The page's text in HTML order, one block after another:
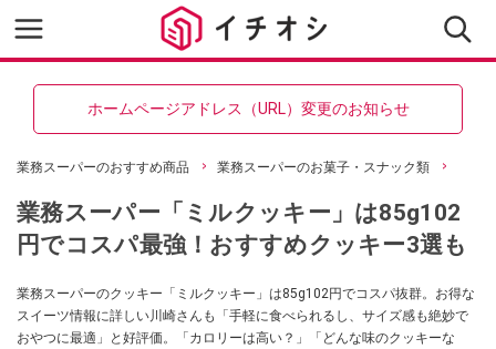
ホームページアドレス（URL）変更のお知らせ
業務スーパーのおすすめ商品 業務スーパーのお菓子・スナック類
業務スーパー「ミルクッキー」は85g102
円でコスパ最強！おすすめクッキー3選も
業務スーパーのクッキー「ミルクッキー」は85g102円でコスパ抜群。お得な
スイーツ情報に詳しい川崎さんも「手軽に食べられるし、サイズ感も絶妙で
おやつに最適」と好評価。「カロリーは高い？」「どんな味のクッキーな